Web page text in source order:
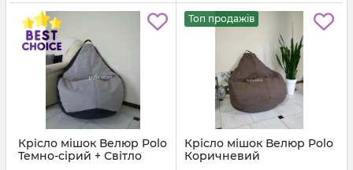
Крісло мішок Велюр Polo
Темно-сірий + Світло
Топ продажів
Крісло мішок Велюр Polo
Коричневий